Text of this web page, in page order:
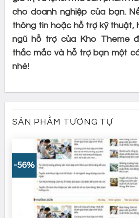
cho doanh nghiệp của bạn.
thông tin hoặc hỗ trợ kỹ thuật,
ngũ hỗ trợ của Kho Theme
thắc mắc và hỗ trợ bạn một
nhé!
SẢN PHẨM TƯƠNG TỰ
-56%